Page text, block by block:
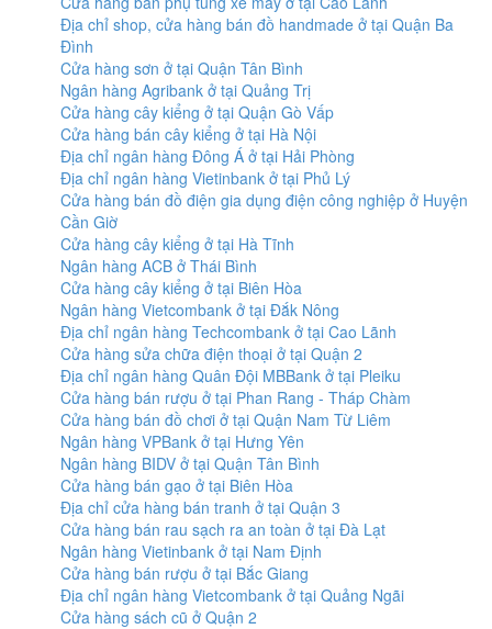
Địa chỉ shop, cửa hàng bán đồ handmade ở tại Quận Ba
Đình
Cửa hàng sơn ở tại Quận Tân Bình
Ngân hàng Agribank ở tại Quảng Trị
Cửa hàng cây kiểng ở tại Quận Gò Vấp
Cửa hàng bán cây kiểng ở tại Hà Nội
Địa chỉ ngân hàng Đông Á ở tại Hải Phòng
Địa chỉ ngân hàng Vietinbank ở tại Phủ Lý
Cửa hàng bán đồ điện gia dụng điện công nghiệp ở Huyện
Cần Giờ
Cửa hàng cây kiểng ở tại Hà Tĩnh
Ngân hàng ACB ở Thái Bình
Cửa hàng cây kiểng ở tại Biên Hòa
Ngân hàng Vietcombank ở tại Đắk Nông
Địa chỉ ngân hàng Techcombank ở tại Cao Lãnh
Cửa hàng sửa chữa điện thoại ở tại Quận 2
Địa chỉ ngân hàng Quân Đội MBBank ở tại Pleiku
Cửa hàng bán rượu ở tại Phan Rang - Tháp Chàm
Cửa hàng bán đồ chơi ở tại Quận Nam Từ Liêm
Ngân hàng VPBank ở tại Hưng Yên
Ngân hàng BIDV ở tại Quận Tân Bình
Cửa hàng bán gạo ở tại Biên Hòa
Địa chỉ cửa hàng bán tranh ở tại Quận 3
Cửa hàng bán rau sạch ra an toàn ở tại Đà Lạt
Ngân hàng Vietinbank ở tại Nam Định
Cửa hàng bán rượu ở tại Bắc Giang
Địa chỉ ngân hàng Vietcombank ở tại Quảng Ngãi
Cửa hàng sách cũ ở Quận 2